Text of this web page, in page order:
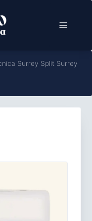
Menú
Surrey Split Surrey